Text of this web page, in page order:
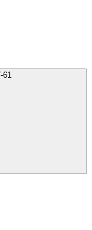
+7 (910) 799-47-61